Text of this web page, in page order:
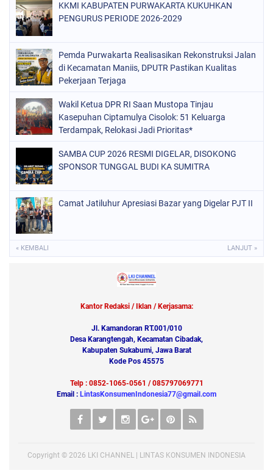
KKMI KABUPATEN PURWAKARTA KUKUHKAN
PENGURUS PERIODE 2026-2029
Pemda Purwakarta Realisasikan Rekonstruksi Jalan
di Kecamatan Maniis, DPUTR Pastikan Kualitas
Pekerjaan Terjaga
Wakil Ketua DPR RI Saan Mustopa Tinjau
Kasepuhan Ciptamulya Cisolok: 51 Keluarga
Terdampak, Relokasi Jadi Prioritas*
SAMBA CUP 2026 RESMI DIGELAR, DISOKONG
SPONSOR TUNGGAL BUDI KA SUMITRA
Camat Jatiluhur Apresiasi Bazar yang Digelar PJT II
« KEMBALI LANJUT »
Kantor Redaksi / Iklan / Kerjasama:
Jl. Kamandoran RT.001/010
Desa Karangtengah, Kecamatan Cibadak,
Kabupaten Sukabumi, Jawa Barat
Kode Pos 45575
Telp : 0852-1065-0561 / 085797069771
Email : LintasKonsumenIndonesia77@gmail.com
Copyright © 2026 LKI CHANNEL | LINTAS KONSUMEN INDONESIA